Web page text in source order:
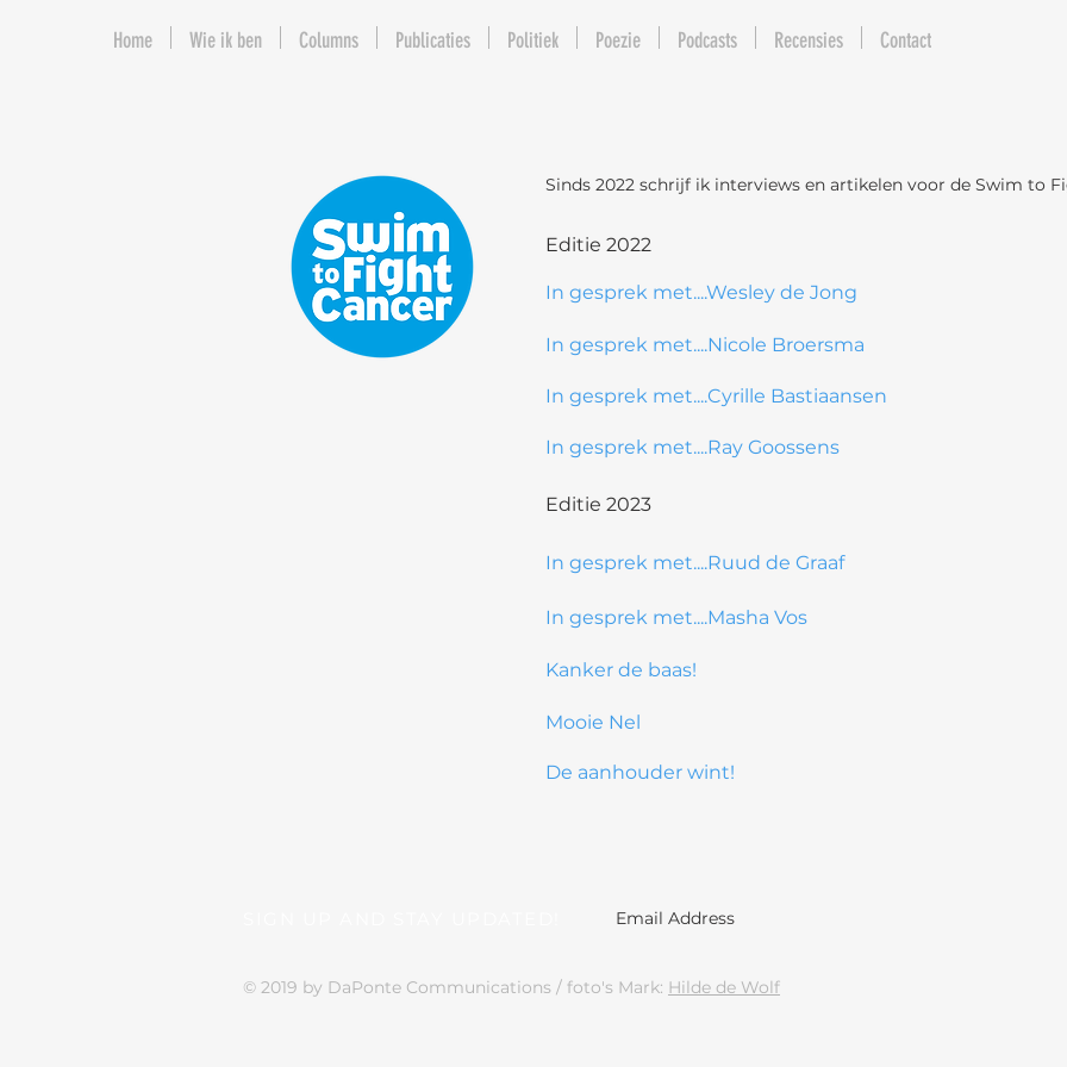
Home Wie ik ben Columns Publicaties Politiek Poezie Podcasts Recensies Contact
Sinds 2022 schrijf ik interviews en artikelen voor de Swim to
Editie 2022
In gesprek met....Wesley de Jong
In gesprek met....Nicole Broersma
In gesprek met....Cyrille Bastiaansen
In gesprek met....Ray Goossens
Editie 2023
In gesprek met....Ruud de Graaf
In gesprek met....Masha Vos
Kanker de baas!
Mooie Nel
De aanhouder wint!
© 2019 by DaPonte Communications / foto's Mark: Hilde de Wolf